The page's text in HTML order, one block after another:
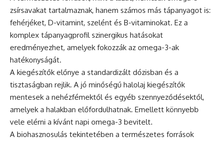
zsírsavakat tartalmaznak, hanem számos más tápanyagot is:
fehérjéket, D-vitamint, szelént és B-vitaminokat. Ez a
komplex tápanyagprofil szinergikus hatásokat
eredményezhet, amelyek fokozzák az omega-3-ak
hatékonyságát.
A kiegészítők előnye a standardizált dózisban és a
tisztaságban rejlik. A jó minőségű halolaj kiegészítők
mentesek a nehézfémektől és egyéb szennyeződésektől,
amelyek a halakban előfordulhatnak. Emellett könnyebb
vele elérni a kívánt napi omega-3 bevitelt.
A biohasznosulás tekintetében a természetes források